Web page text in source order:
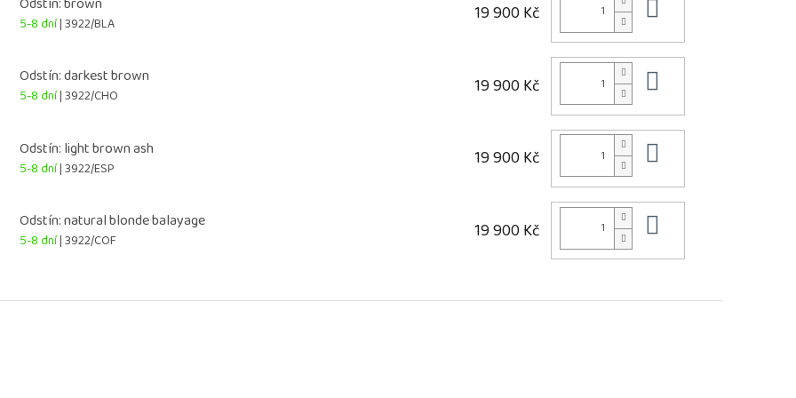
5-8 dní| 3922/BLA 19 900 Kč
Odstín: darkest brown
5-8 dní| 3922/CHO 19 900 Kč
Odstín: light brown ash
5-8 dní| 3922/ESP 19 900 Kč
Odstín: natural blonde balayage
5-8 dní| 3922/COF 19 900 Kč